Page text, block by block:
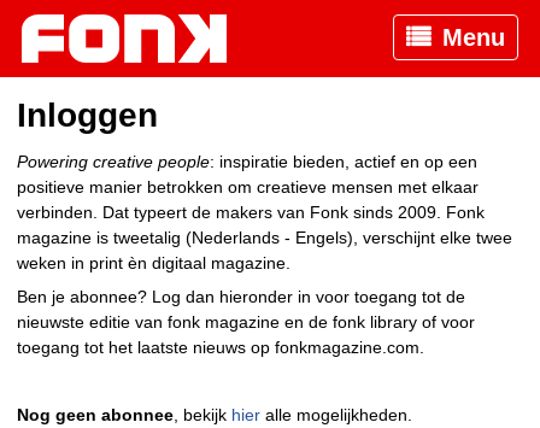
Menu
Inloggen
Powering creative people: inspiratie bieden, actief en op een
positieve manier betrokken om creatieve mensen met elkaar
verbinden. Dat typeert de makers van Fonk sinds 2009. Fonk
magazine is tweetalig (Nederlands - Engels), verschijnt elke twee
weken in print èn digitaal magazine.
Ben je abonnee? Log dan hieronder in voor toegang tot de
nieuwste editie van fonk magazine en de fonk library of voor
toegang tot het laatste nieuws op fonkmagazine.com.
Nog geen abonnee , bekijk hier alle mogelijkheden.